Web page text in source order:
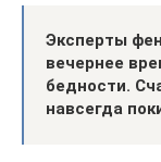
Эксперты
вечернее
бедности.
навсегда